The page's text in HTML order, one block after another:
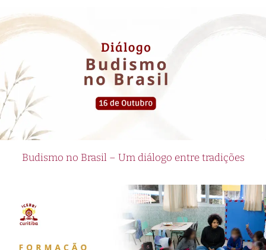
Budismo no Brasil – Um diálogo entre tradições